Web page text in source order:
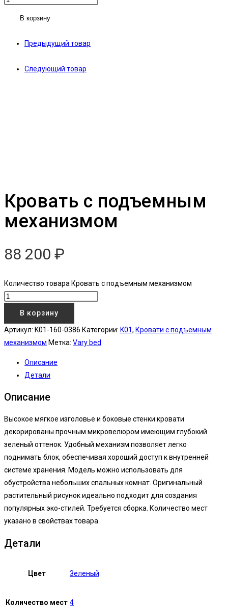
В корзину
Предыдущий товар
Следующий товар
Кровать с подъемным
механизмом
88 200 ₽
Количество товара Кровать с подъемным механизмом
В корзину
Артикул: K01-160-0386 Категории: K01, Кровати с подъемным
механизмом Метка: Vary bed
Описание
Детали
Описание
Высокое мягкое изголовье и боковые стенки кровати
декорированы прочным микровелюром имеющим глубокий
зеленый оттенок. Удобный механизм позволяет легко
поднимать блок, обеспечивая хороший доступ к внутренней
системе хранения. Модель можно использовать для
обустройства небольших спальных комнат. Оригинальный
растительный рисунок идеально подходит для создания
популярных эко-стилей. Требуется сборка. Количество мест
указано в свойствах товара.
Детали
Цвет Зеленый
Количество мест 4